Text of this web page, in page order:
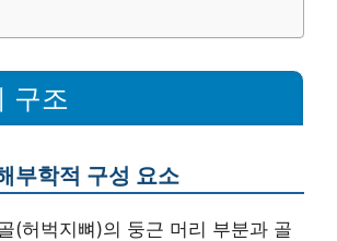
구조
부학적 구성 요소
(허벅지뼈)의 둥근 머리 부분과 골